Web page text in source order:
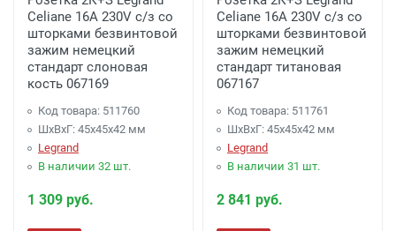
Celiane 16A 230V с/з со
шторками безвинтовой
зажим немецкий
стандарт слоновая
кость 067169
Код товара: 511760
ШхВхГ: 45x45x42 мм
Legrand
В наличии 32 шт.
1 309 руб.
Celiane 16A 230V с/з со
шторками безвинтовой
зажим немецкий
стандарт титановая
067167
Код товара: 511761
ШхВхГ: 45x45x42 мм
Legrand
В наличии 31 шт.
2 841 руб.